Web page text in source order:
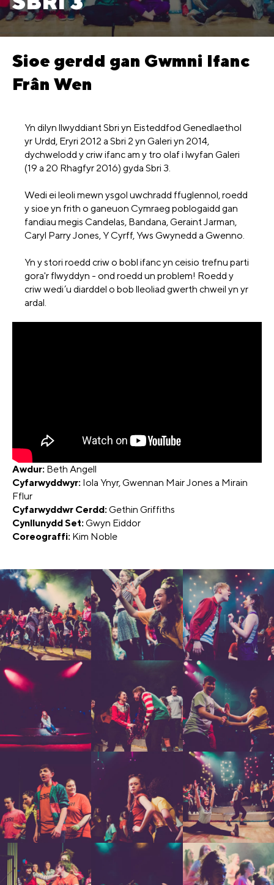
Sioe gerdd gan Gwmni Ifanc
Frân Wen
Yn dilyn llwyddiant Sbri yn Eisteddfod Genedlaethol
yr Urdd, Eryri 2012 a Sbri 2 yn Galeri yn 2014,
dychwelodd y criw ifanc am y tro olaf i lwyfan Galeri
(19 a 20 Rhagfyr 2016) gyda Sbri 3.
Wedi ei leoli mewn ysgol uwchradd ffuglennol, roedd
y sioe yn frith o ganeuon Cymraeg poblogaidd gan
fandiau megis Candelas, Bandana, Geraint Jarman,
Caryl Parry Jones, Y Cyrff, Yws Gwynedd a Gwenno.
Yn y stori roedd criw o bobl ifanc yn ceisio trefnu parti
gora'r flwyddyn - ond roedd un problem! Roedd y
criw wedi’u diarddel o bob lleoliad gwerth chweil yn yr
ardal.
Awdur: Beth Angell
Cyfarwyddwyr: Iola Ynyr, Gwennan Mair Jones a Mirain
Fflur
Cyfarwyddwr Cerdd: Gethin Griffiths
Cynllunydd Set: Gwyn Eiddor
Coreograffi: Kim Noble